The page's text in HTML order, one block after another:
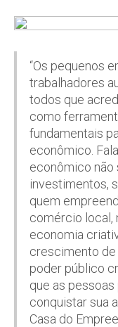
“Os pequenos
trabalhadores
todos que
como
fundamentais
econômico.
econômico não
investimentos,
quem
comércio local,
economia
crescimento de
poder público
que as
conquistar sua
Casa do